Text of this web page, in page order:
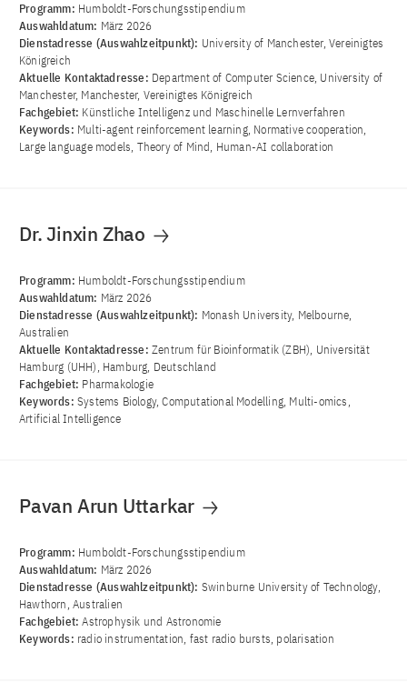
Programm: Humboldt-Forschungsstipendium
Auswahldatum: März 2026
Dienstadresse (Auswahlzeitpunkt): University of Manchester, Vereinigtes
Königreich
Aktuelle Kontaktadresse: Department of Computer Science, University of
Manchester, Manchester, Vereinigtes Königreich
Fachgebiet: Künstliche Intelligenz und Maschinelle Lernverfahren
Keywords: Multi-agent reinforcement learning, Normative cooperation,
Large language models, Theory of Mind, Human-AI collaboration
Dr. Jinxin Zhao
Programm: Humboldt-Forschungsstipendium
Auswahldatum: März 2026
Dienstadresse (Auswahlzeitpunkt): Monash University, Melbourne,
Australien
Aktuelle Kontaktadresse: Zentrum für Bioinformatik (ZBH), Universität
Hamburg (UHH), Hamburg, Deutschland
Fachgebiet: Pharmakologie
Keywords: Systems Biology, Computational Modelling, Multi-omics,
Artificial Intelligence
Pavan Arun Uttarkar
Programm: Humboldt-Forschungsstipendium
Auswahldatum: März 2026
Dienstadresse (Auswahlzeitpunkt): Swinburne University of Technology,
Hawthorn, Australien
Fachgebiet:Astrophysik und Astronomie
Keywords: radio instrumentation, fast radio bursts, polarisation